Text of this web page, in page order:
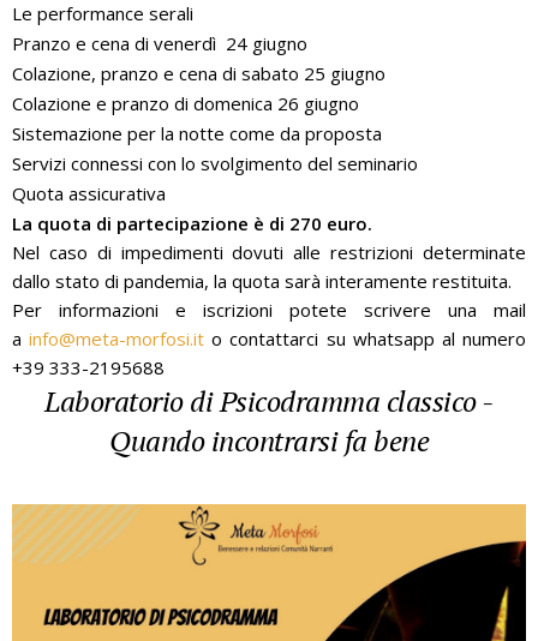
Le performance serali
Pranzo e cena di venerdì 24 giugno
Colazione, pranzo e cena di sabato 25 giugno
Colazione e pranzo di domenica 26 giugno
Sistemazione per la notte come da proposta
Servizi connessi con lo svolgimento del seminario
Quota assicurativa
La quota di partecipazione è di 270 euro.
Nel caso di impedimenti dovuti alle restrizioni determinate
dallo stato di pandemia, la quota sarà interamente restituita.
Per informazioni e iscrizioni potete scrivere una mail
ainfo@meta-morfosi.it o contattarci su whatsapp al numero
+39 333-2195688
Laboratorio di Psicodramma classico -
Quando incontrarsi fa bene